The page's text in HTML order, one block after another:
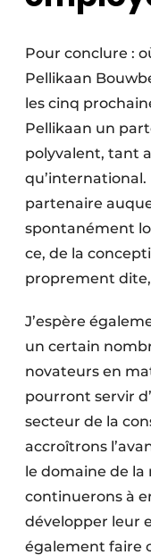
Pour conclure :
Pellikaan
les cinq
Pellikaan un
polyvalent, tant
qu’international.
partenaire
spontanément
ce, de la
proprement dite,
J’espère
un certain
novateurs en
pourront servir
secteur de la
accroîtrons
le domaine de
continuerons à
développer leur
également faire